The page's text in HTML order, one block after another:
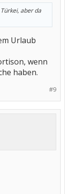
aber da
Urlaub
wenn
haben.
#9